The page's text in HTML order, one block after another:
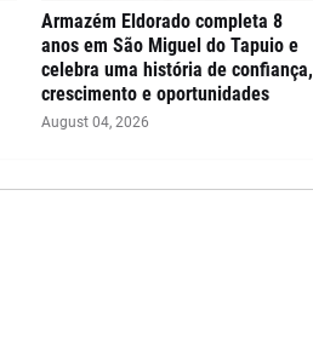
Armazém Eldorado completa 8
anos em São Miguel do Tapuio e
celebra uma história de confiança,
crescimento e oportunidades
August 04, 2026